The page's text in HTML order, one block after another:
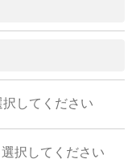
択してください
選択してください